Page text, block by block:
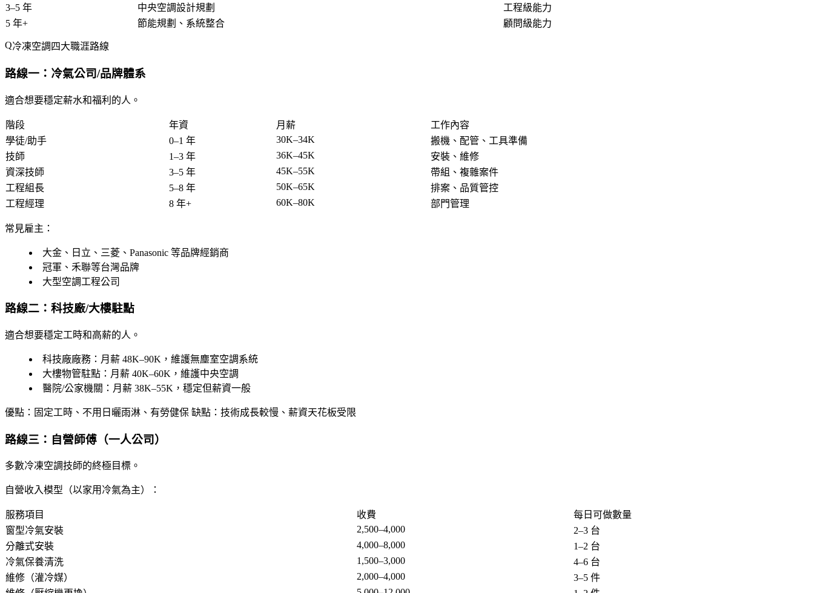
3–5 年
中央空調設計規劃
工程級能力
5 年+
節能規劃、系統整合 顧問級能力
冷凍空調四大職涯路線
路線一：冷氣公司/品牌體系
適合想要穩定薪水和福利的人。
階段 年資 月薪
工作內容
學徒/助手
0–1 年 30K–34K
搬機、配管、工具準備
技師
1–3 年 36K–45K
安裝、維修
資深技師
3–5 年 45K–55K
帶組、複雜案件
工程組長
5–8 年 50K–65K
排案、品質管控
工程經理
8 年+ 60K–80K 部門管理
常見雇主：
大金、日立、三菱、Panasonic 等品牌經銷商
冠軍、禾聯等台灣品牌
大型空調工程公司
路線二：科技廠/大樓駐點
適合想要穩定工時和高薪的人。
科技廠廠務 ：月薪 48K–90K，維護無塵室空調系統
大樓物管駐點 ：月薪 40K–60K，維護中央空調
醫院/公家機關 ：月薪 38K–55K，穩定但薪資一般
優點：固定工時、不用日曬雨淋、有勞健保 缺點：技術成長較慢、薪資天花板受限
路線三：自營師傅（一人公司）
多數冷凍空調技師的終極目標。
自營收入模型（以家用冷氣為主）：
服務項目 收費
每日可做數量
窗型冷氣安裝
2,500–4,000
2–3 台
分離式安裝
4,000–8,000
1–2 台
冷氣保養清洗
1,500–3,000
4–6 台
維修（灌冷媒）
2,000–4,000
3–5 件